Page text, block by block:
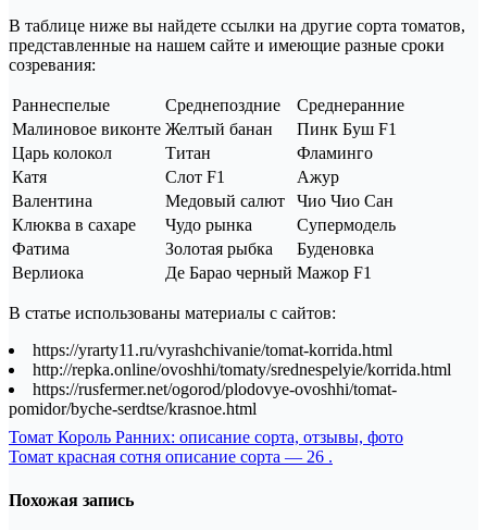
В таблице ниже вы найдете ссылки на другие сорта томатов,
представленные на нашем сайте и имеющие разные сроки
созревания:
Раннеспелые Среднепоздние
Среднеранние
Малиновое виконте Желтый банан
Пинк Буш F1
Царь колокол
Титан
Фламинго
Катя
Слот F1
Ажур
Валентина
Медовый салют
Чио Чио Сан
Клюква в сахаре
Чудо рынка
Супермодель
Фатима
Золотая рыбка
Буденовка
Верлиока
Де Барао черный Мажор F1
В статье использованы материалы с сайтов:
https://yrarty11.ru/vyrashchivanie/tomat-korrida.html
http://repka.online/ovoshhi/tomaty/srednespelyie/korrida.html
https://rusfermer.net/ogorod/plodovye-ovoshhi/tomat-
pomidor/byche-serdtse/krasnoe.html
Навигация
по
записям
Томат Король Ранних: описание сорта, отзывы, фото
Томат красная сотня описание сорта — 26 .
Похожая запись